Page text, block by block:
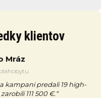
klientov
Mráz
kampani predali 19 high-
111 500 €.“